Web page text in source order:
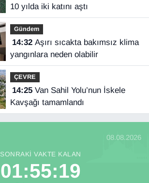
10 yılda iki katını aştı
Gündem
14:32Aşırı sıcakta bakımsız klima
yangınlara neden olabilir
ÇEVRE
14:25Van Sahil Yolu’nun İskele
Kavşağı tamamlandı
08.08.2026
SONRAKI VAKTE KALAN
01:55:19